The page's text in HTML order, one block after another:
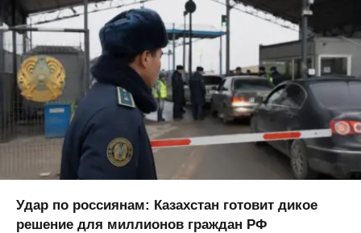
Удар по россиянам: Казахстан готовит дикое
решение для миллионов граждан РФ